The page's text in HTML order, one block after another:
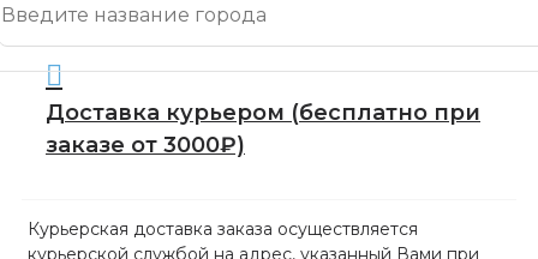
Доставка курьером (бесплатно при
заказе от 3000₽)
Курьерская доставка заказа осуществляется
курьерской службой на адрес, указанный Вами при